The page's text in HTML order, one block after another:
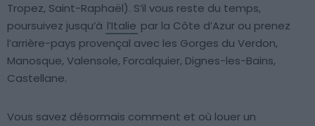
Tropez, Saint-Raphaël). S’il vous reste du temps,
poursuivez jusqu’à l’Italie par la Côte d’Azur ou prenez
l’arrière-pays provençal avec les Gorges du Verdon,
Manosque, Valensole, Forcalquier, Dignes-les-Bains,
Castellane.
Vous savez désormais comment et où louer un